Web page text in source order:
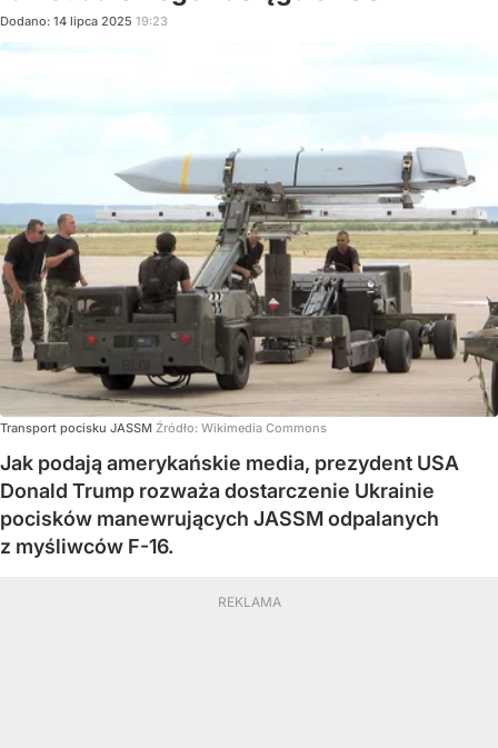
Dodano: 14 lipca 2025 19:23
Transport pocisku JASSM Źródło: Wikimedia Commons
Jak podają amerykańskie media, prezydent USA
Donald Trump rozważa dostarczenie Ukrainie
pocisków manewrujących JASSM odpalanych
z myśliwców F-16.